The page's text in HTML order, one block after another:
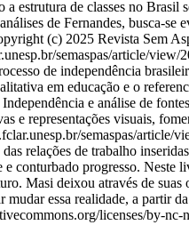
estrutura de classes no Brasil
de Fernandes, busca-
(c) 2025 Revista Sem
semaspas/article/view/
de independência
em educação e o
e análise de
e representações visuais,
semaspas/article/
relações de trabalho
conturbado progresso.
Masi deixou através de
essa realidade, a partir
licenses/by-nc-